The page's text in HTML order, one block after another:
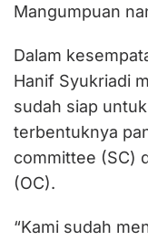
Mangumpuan
Dalam
Hanif Syukriadi
sudah siap
terbentuknya
committee (SC)
(OC).
“Kami sudah